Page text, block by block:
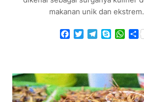
makanan unik dan
Facebook
TwitterTelegram
Skype